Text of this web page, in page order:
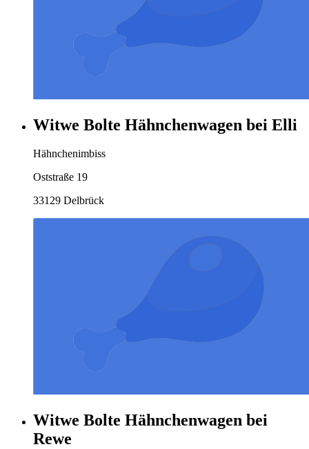
Witwe Bolte Hähnchenwagen bei Elli
Hähnchenimbiss
Oststraße 19
33129 Delbrück
Witwe Bolte Hähnchenwagen bei
Rewe